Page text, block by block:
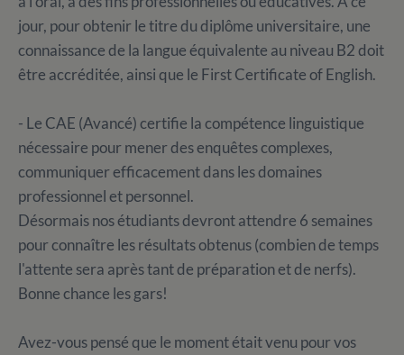
jour, pour obtenir le titre du diplôme universitaire, une
connaissance de la langue équivalente au niveau B2 doit
être accréditée, ainsi que le First Certificate of English.
- Le CAE (Avancé) certifie la compétence linguistique
nécessaire pour mener des enquêtes complexes,
communiquer efficacement dans les domaines
professionnel et personnel.
Désormais nos étudiants devront attendre 6 semaines
pour connaître les résultats obtenus (combien de temps
l'attente sera après tant de préparation et de nerfs).
Bonne chance les gars!
Avez-vous pensé que le moment était venu pour vos